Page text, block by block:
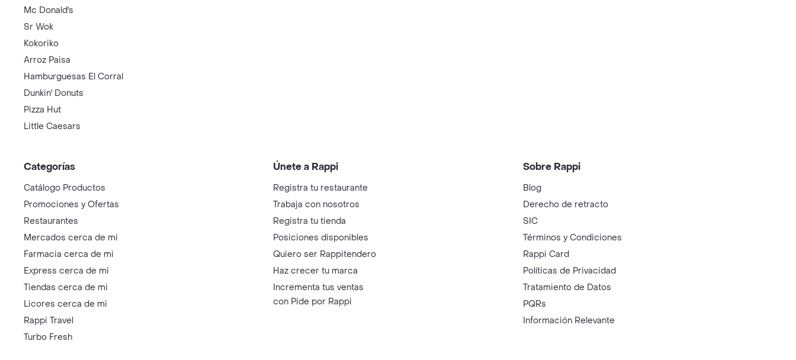
Mc Donald's
Sr Wok
Kokoriko
Arroz Paisa
Hamburguesas El Corral
Dunkin' Donuts
Pizza Hut
Little Caesars
Categorías
Catálogo Productos
Promociones y Ofertas
Restaurantes
Mercados cerca de mi
Farmacia cerca de mi
Express cerca de mi
Tiendas cerca de mi
Licores cerca de mi
Rappi Travel
Turbo Fresh
Únete a Rappi
Registra tu restaurante
Trabaja con nosotros
Registra tu tienda
Posiciones disponibles
Quiero ser Rappitendero
Haz crecer tu marca
Incrementa tus ventas
con Pide por Rappi
Sobre Rappi
Blog
Derecho de retracto
SIC
Términos y Condiciones
Rappi Card
Políticas de Privacidad
Tratamiento de Datos
PQRs
Información Relevante